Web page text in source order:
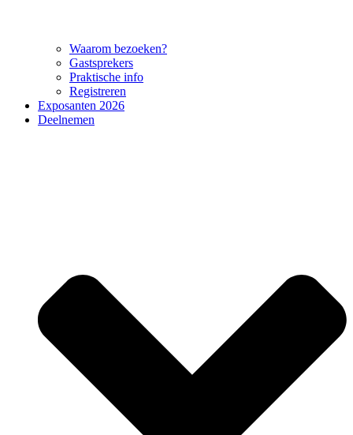
Waarom bezoeken?
Gastsprekers
Praktische info
Registreren
Exposanten 2026
Deelnemen